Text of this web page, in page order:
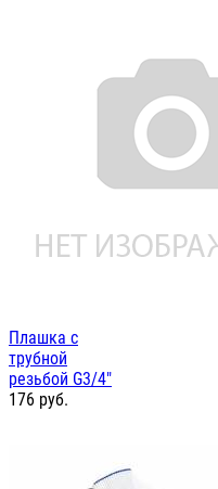
Плашка с
трубной
резьбой G3/4"
176 руб.